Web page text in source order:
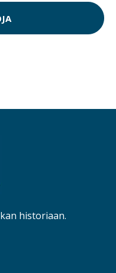
historiaan.